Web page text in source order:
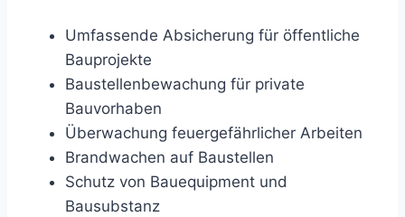
Umfassende Absicherung für öffentliche
Bauprojekte
Baustellenbewachung für private
Bauvorhaben
Überwachung feuergefährlicher Arbeiten
Brandwachen auf Baustellen
Schutz von Bauequipment und
Bausubstanz